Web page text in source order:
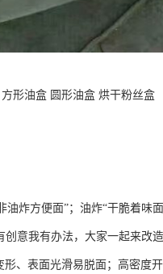
形油盒 圆形油盒 烘干粉丝盒
炸方便面”；油炸“干脆着味
意我有办法，大家一起来改
、表面光滑易脱面；高密度开